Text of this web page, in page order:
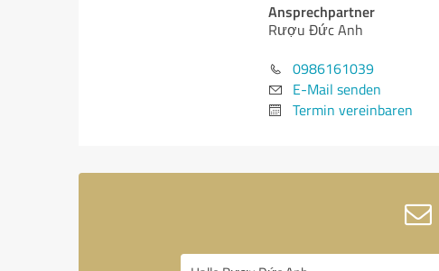
Ansprechpartner
Rượu Đức Anh
0986161039
E-Mail senden
Termin vereinbaren